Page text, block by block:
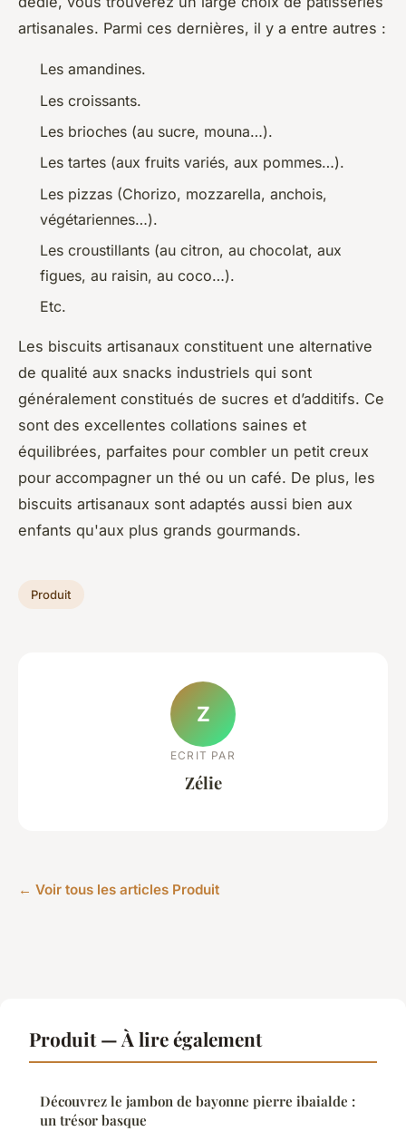
artisanales. Parmi ces dernières, il y a entre autres :
Les amandines.
Les croissants.
Les brioches (au sucre, mouna…).
Les tartes (aux fruits variés, aux pommes…).
Les pizzas (Chorizo, mozzarella, anchois,
végétariennes…).
Les croustillants (au citron, au chocolat, aux
figues, au raisin, au coco…).
Etc.
Les biscuits artisanaux constituent une alternative
de qualité aux snacks industriels qui sont
généralement constitués de sucres et d’additifs. Ce
sont des excellentes collations saines et
équilibrées, parfaites pour combler un petit creux
pour accompagner un thé ou un café. De plus, les
biscuits artisanaux sont adaptés aussi bien aux
enfants qu'aux plus grands gourmands.
Produit
Z
ECRIT PAR
Zélie
← Voir tous les articles Produit
Produit — À lire également
Découvrez le jambon de bayonne pierre ibaialde :
un trésor basque